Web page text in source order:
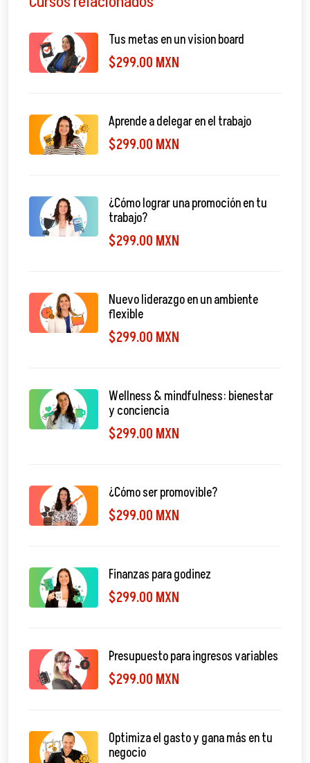
Tus metas en un vision board
$299.00 MXN
Aprende a delegar en el trabajo
$299.00 MXN
¿Cómo lograr una promoción en tu
trabajo?
$299.00 MXN
Nuevo liderazgo en un ambiente
flexible
$299.00 MXN
Wellness & mindfulness: bienestar
y conciencia
$299.00 MXN
¿Cómo ser promovible?
$299.00 MXN
Finanzas para godinez
$299.00 MXN
Presupuesto para ingresos variables
$299.00 MXN
Optimiza el gasto y gana más en tu
negocio